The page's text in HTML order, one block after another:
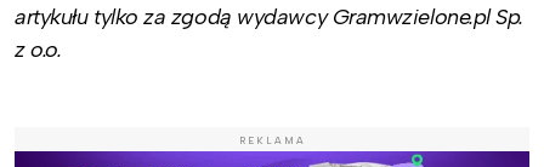
artykułu tylko za zgodą wydawcy Gramwzielone.pl Sp.
z o.o.
REKLAMA